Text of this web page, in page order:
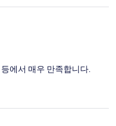
에서 매우 만족합니다.